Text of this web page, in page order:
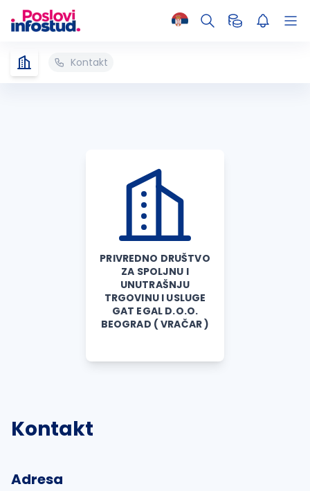
Kontakt
PRIVREDNO DRUŠTVO
ZA SPOLJNU I
UNUTRAŠNJU
TRGOVINU I USLUGE
GAT EGAL D.O.O.
BEOGRAD ( VRAČAR )
Kontakt
Adresa